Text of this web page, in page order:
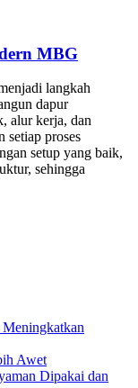
MBG
langkah
dapur
alur kerja, dan
setiap proses
setup yang baik,
sehingga
Meningkatkan
Awet
Dipakai dan